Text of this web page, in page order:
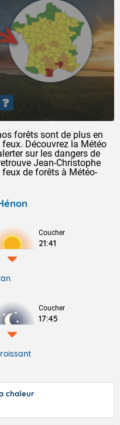
forêts sont de plus en
Découvrez la Météo
sur les dangers de
Jean-Christophe
de forêts à Météo-
Coucher
21:41
Coucher
17:45
chaleur